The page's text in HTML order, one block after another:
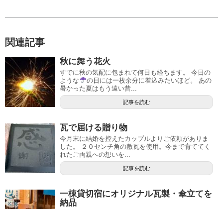
関連記事
秋に舞う花火
すでに秋の気配に包まれて何日も経ちます。 今日の
ような
の日には一枚余分に着込みたいほど。 あの
暑かった夏はもう遠い昔...
記事を読む
瓦で届ける贈り物
今月末に結婚を控えたカップルよりご依頼がありま
した。 ２０センチ角の敷瓦を使用。今まで育ててく
れたご両親への想いを...
記事を読む
一棟貸切宿にオリジナル瓦製・傘立てを
納品